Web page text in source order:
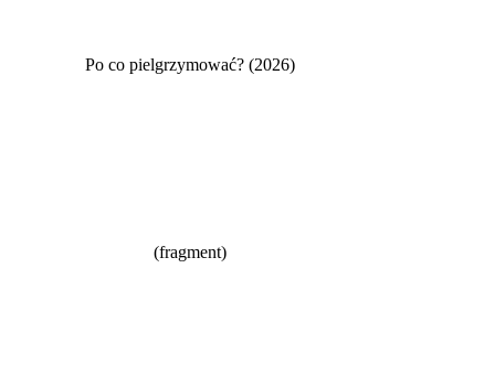
Po co pielgrzymować? (2026)
(fragment)